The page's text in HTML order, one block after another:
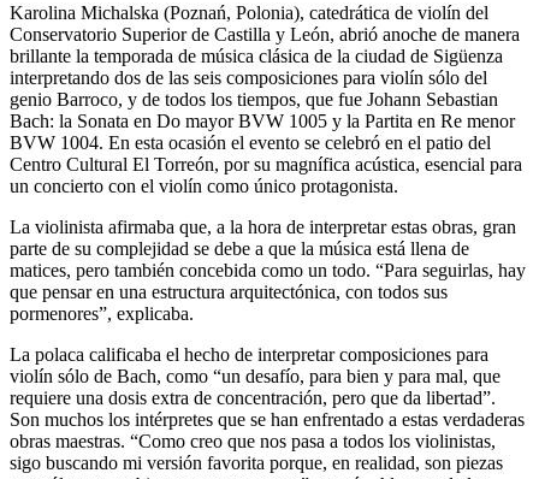
Karolina Michalska (Poznań, Polonia), catedrática de violín del
Conservatorio Superior de Castilla y León, abrió anoche de manera
brillante la temporada de música clásica de la ciudad de Sigüenza
interpretando dos de las seis composiciones para violín sólo del
genio Barroco, y de todos los tiempos, que fue Johann Sebastian
Bach: la Sonata en Do mayor BVW 1005 y la Partita en Re menor
BVW 1004. En esta ocasión el evento se celebró en el patio del
Centro Cultural El Torreón, por su magnífica acústica, esencial para
un concierto con el violín como único protagonista.
La violinista afirmaba que, a la hora de interpretar estas obras, gran
parte de su complejidad se debe a que la música está llena de
matices, pero también concebida como un todo. “Para seguirlas, hay
que pensar en una estructura arquitectónica, con todos sus
pormenores”, explicaba.
La polaca calificaba el hecho de interpretar composiciones para
violín sólo de Bach, como “un desafío, para bien y para mal, que
requiere una dosis extra de concentración, pero que da libertad”.
Son muchos los intérpretes que se han enfrentado a estas verdaderas
obras maestras. “Como creo que nos pasa a todos los violinistas,
sigo buscando mi versión favorita porque, en realidad, son piezas